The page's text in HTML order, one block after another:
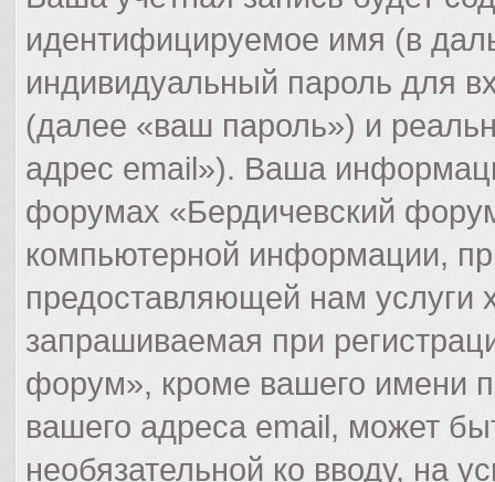
идентифицируемое имя (в
индивидуальный пароль для
(далее «ваш пароль») и
адрес email»). Ваша
форумах «Бердичевский
компьютерной информации,
предоставляющей нам
запрашиваемая при
форум», кроме вашего имени
вашего адреса email, может
необязательной ко вводу, на